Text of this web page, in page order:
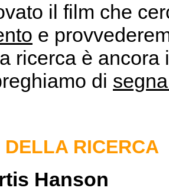
il film che
e
ricerca è
di
DELLA RICERCA
Hanson